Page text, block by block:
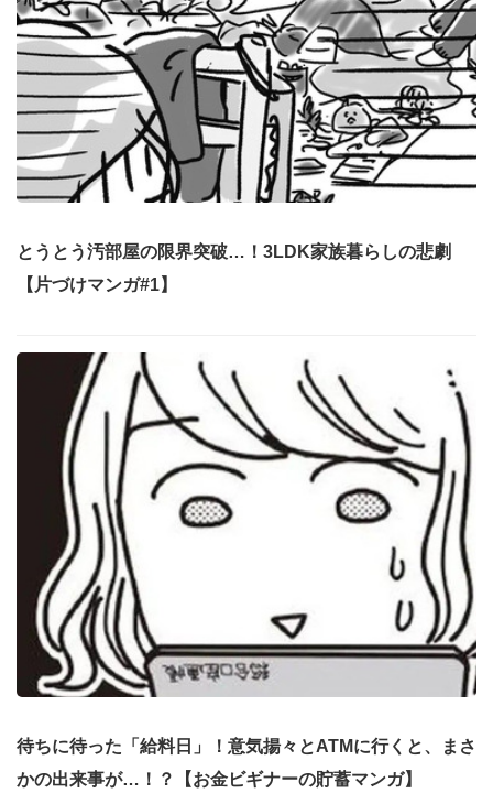
とうとう汚部屋の限界突破…！3LDK家族暮らしの悲劇
【片づけマンガ#1】
待ちに待った「給料日」！意気揚々とATMに行くと、まさ
かの出来事が…！？【お金ビギナーの貯蓄マンガ】